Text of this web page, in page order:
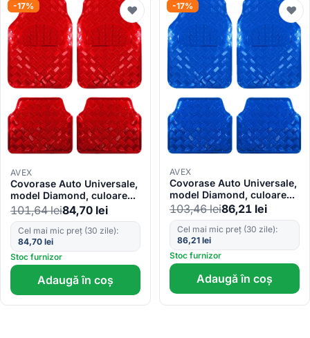
-17% ♥
AVEX
Covorase Auto Universale,
model Diamond, culoare
Crom Rosu
101,64lei84,70 lei
Cel mai mic preț (30 zile):
84,70 lei
Stoc furnizor
Adaugă în coș
-17% ♥
AVEX
Covorase Auto Universale,
model Diamond, culoare
Crom Albastru
103,46lei86,21 lei
Cel mai mic preț (30 zile):
86,21 lei
Stoc furnizor
Adaugă în coș